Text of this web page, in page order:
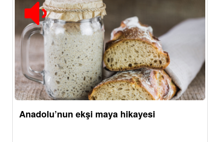
Anadolu’nun ekşi maya hikayesi